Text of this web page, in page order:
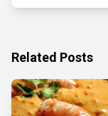
Related Posts